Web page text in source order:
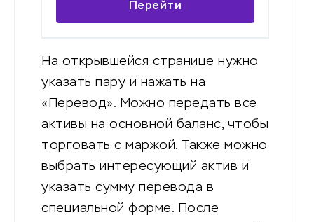
Перейти
На открывшейся странице нужно
указать пару и нажать на
«Перевод». Можно передать все
активы на основной баланс, чтобы
торговать с маржой. Также можно
выбрать интересующий актив и
указать сумму перевода в
специальной форме. После